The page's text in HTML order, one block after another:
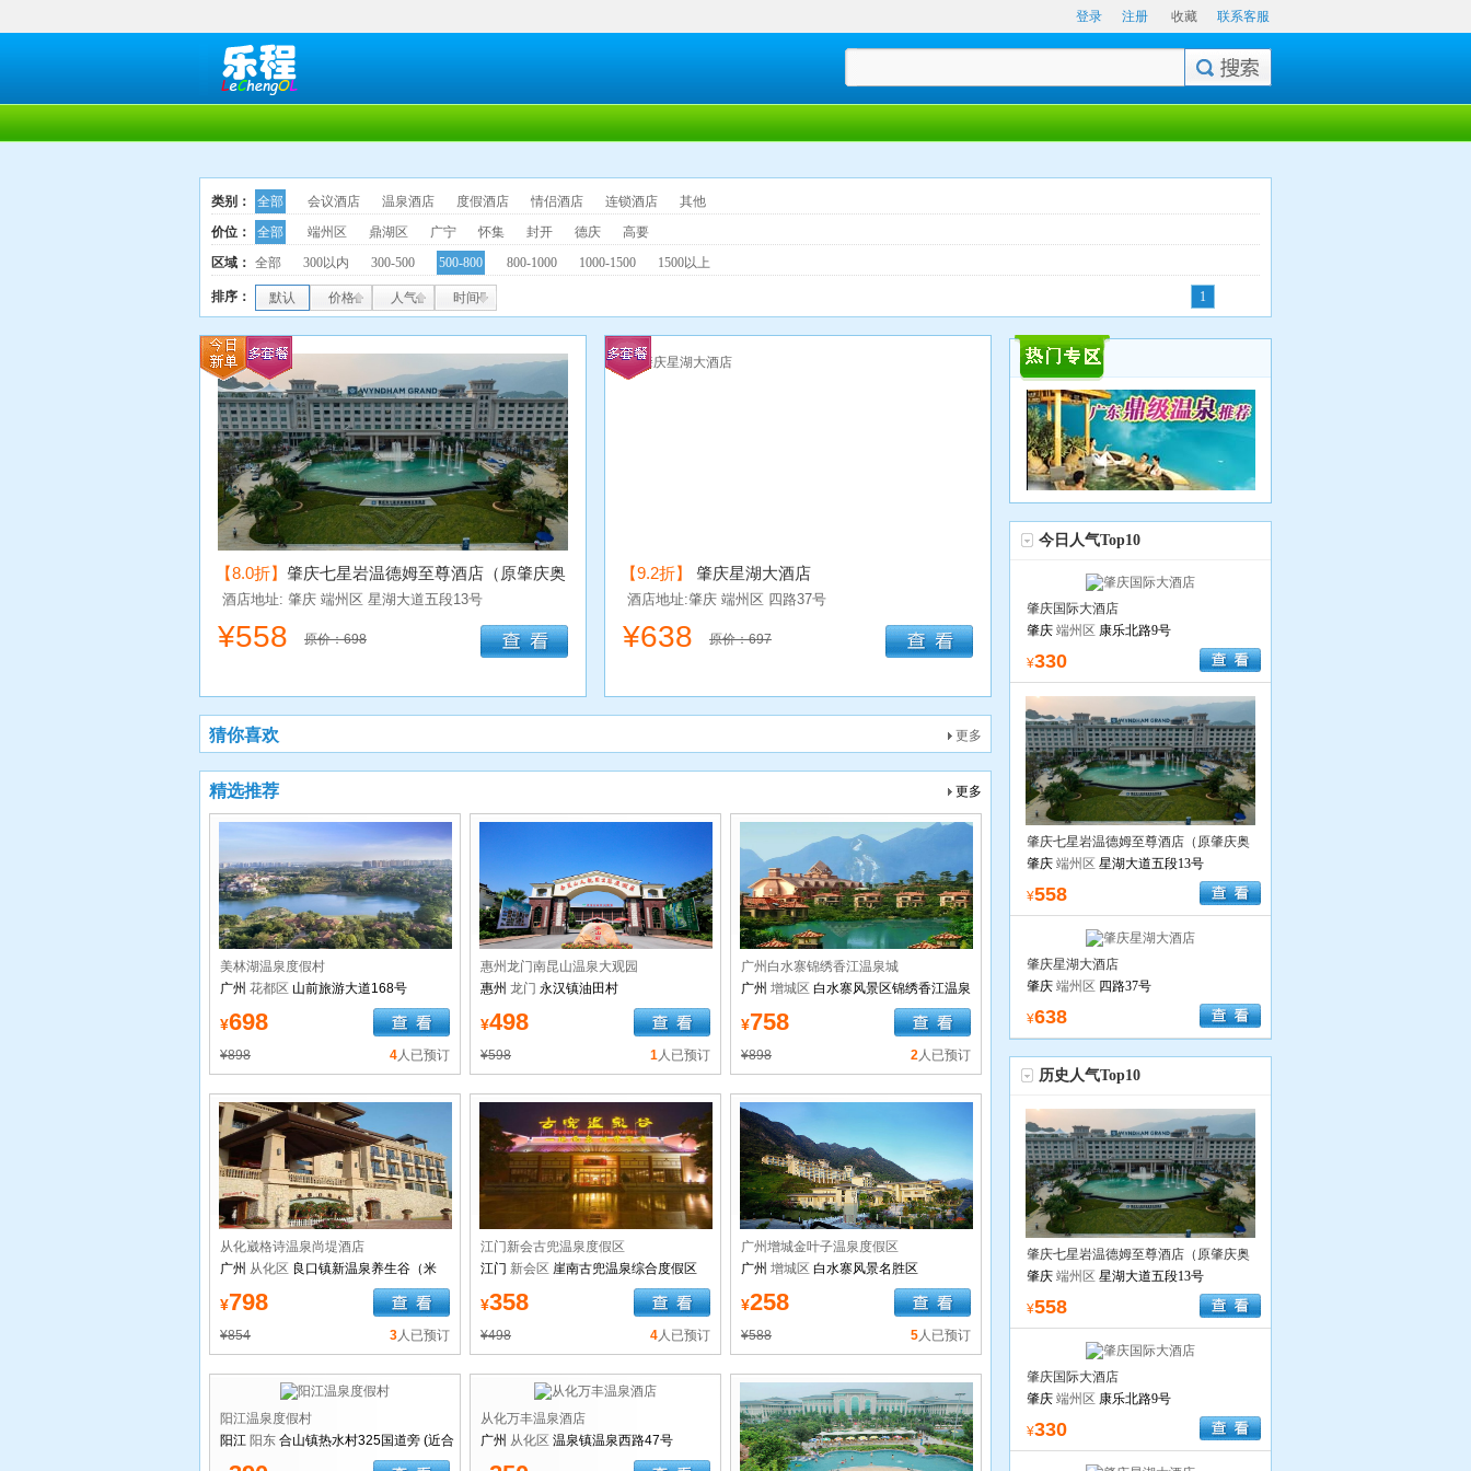
登录 注册 收藏 联系客服
类别： 全部 会议酒店 温泉酒店 度假酒店 情侣酒店 连锁酒店
其他
价位：
全部 端州区 鼎湖区 广宁 怀集 封开 德庆
高要
区域： 全部 300以内 300-500 500-800 800-1000 1000-1500 1500以上
排序： 默认 价格 人气 时间 1
【8.0折】 肇庆七星岩温德姆至尊酒店（原肇庆奥
威斯酒店）
酒店地址: 肇庆 端州区 星湖大道五段13号
¥558 原价：698
【9.2折】 肇庆星湖大酒店
酒店地址:肇庆 端州区 四路37号
¥638 原价：697
猜你喜欢 更多
精选推荐 更多
美林湖温泉度假村
广州 花都区 山前旅游大道168号
¥698
¥898 4人已预订
惠州龙门南昆山温泉大观园
惠州 龙门 永汉镇油田村
¥498
¥598 1人已预订
广州白水寨锦绣香江温泉城
广州 增城区 白水寨风景区锦绣香江温泉
城
¥758
¥898 2人已预订
从化崴格诗温泉尚堤酒店
广州 从化区 良口镇新温泉养生谷（米
埔）直入
¥798
¥854 3人已预订
江门新会古兜温泉度假区
江门 新会区 崖南古兜温泉综合度假区
¥358
¥498 4人已预订
广州增城金叶子温泉度假区
广州 增城区 白水寨风景名胜区
¥258
¥588 5人已预订
阳江温泉度假村
阳江 阳东 合山镇热水村325国道旁 (近合
山镇那龙出口)
从化万丰温泉酒店
广州 从化区 温泉镇温泉西路47号
今日人气Top10
肇庆国际大酒店
肇庆 端州区 康乐北路9号
¥330
肇庆七星岩温德姆至尊酒店（原肇庆奥
威斯酒店）
肇庆 端州区 星湖大道五段13号
¥558
肇庆星湖大酒店
肇庆 端州区 四路37号
¥638
历史人气Top10
肇庆七星岩温德姆至尊酒店（原肇庆奥
威斯酒店）
肇庆 端州区 星湖大道五段13号
¥558
肇庆国际大酒店
肇庆 端州区 康乐北路9号
¥330